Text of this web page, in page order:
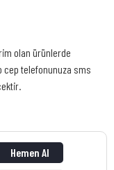
olan ürünlerde
cep telefonunuza sms
Hemen Al